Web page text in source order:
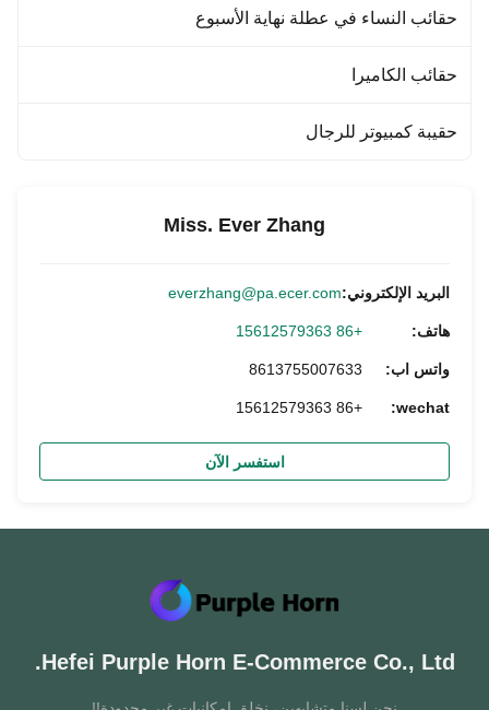
حقائب النساء في عطلة نهاية الأسبوع
حقائب الكاميرا
حقيبة كمبيوتر للرجال
Miss. Ever Zhang
البريد الإلكتروني:everzhang@pa.ecer.com
هاتف: +86 15612579363
واتس اب: 8613755007633
wechat:
+86 15612579363
استفسر الآن
Hefei Purple Horn E-Commerce Co., Ltd.